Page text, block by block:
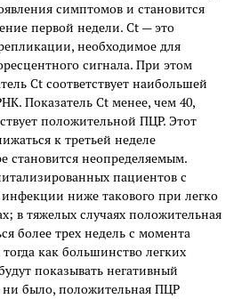
симптомов и становится
первой недели. Ct — это
необходимое для
сигнала. При этом
Ct соответствует наибольшей
Показатель Ct менее, чем 40,
положительной ПЦР. Этот
к третьей неделе
становится неопределяемым.
пациентов с
ниже такового при легко
в тяжелых случаях положительная
более трех недель с момента
как большинство легких
показывать негативный
ни было, положительная ПЦР